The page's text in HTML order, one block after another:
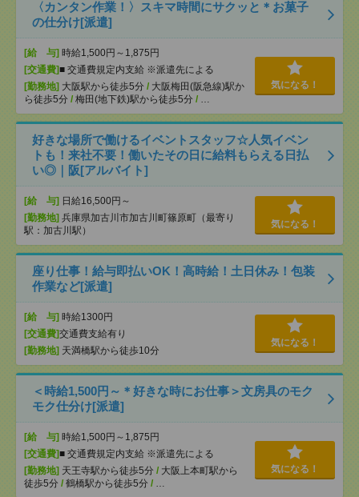
〈カンタン作業！〉スキマ時間にサクッと＊お菓子
の仕分け[派遣]
[給 与] 時給1,500円～1,875円
[交通費]■ 交通費規定内支給 ※派遣先による
[勤務地] 大阪駅から徒歩5分 / 大阪梅田(阪急線)駅か
ら徒歩5分 / 梅田(地下鉄)駅から徒歩5分 / …
気になる！
好きな場所で働けるイベントスタッフ☆人気イベン
トも！来社不要！働いたその日に給料もらえる日払
い◎｜阪[アルバイト]
[給 与] 日給16,500円～
[勤務地] 兵庫県加古川市加古川町篠原町（最寄り
駅：加古川駅）
気になる！
座り仕事！給与即払いOK！高時給！土日休み！包装
作業など[派遣]
[給 与] 時給1300円
[交通費]交通費支給有り
[勤務地] 天満橋駅から徒歩10分
気になる！
＜時給1,500円～＊好きな時にお仕事＞文房具のモク
モク仕分け[派遣]
[給 与] 時給1,500円～1,875円
[交通費]■ 交通費規定内支給 ※派遣先による
[勤務地] 天王寺駅から徒歩5分 / 大阪上本町駅から
徒歩5分 / 鶴橋駅から徒歩5分 / …
気になる！